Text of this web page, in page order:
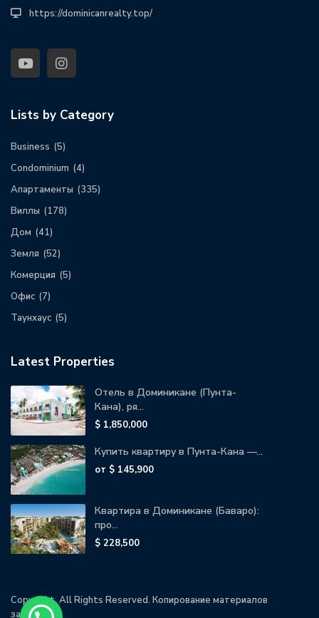
https://dominicanrealty.top/
Lists by Category
Business (5)
Condominium (4)
Апартаменты (335)
Виллы (178)
Дом (41)
Земля (52)
Комерция (5)
Офис (7)
Таунхаус (5)
Latest Properties
Отель в Доминикане (Пунта-
Кана), ря...
$ 1,850,000
Купить квартиру в Пунта-Кана —...
от $ 145,900
Квартира в Доминикане (Баваро):
про...
$ 228,500
Copyright. All Rights Reserved. Копирование материалов
запрещено